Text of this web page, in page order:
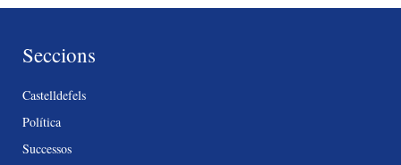
Seccions
Castelldefels
Política
Successos